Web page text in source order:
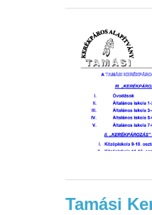
Tamási